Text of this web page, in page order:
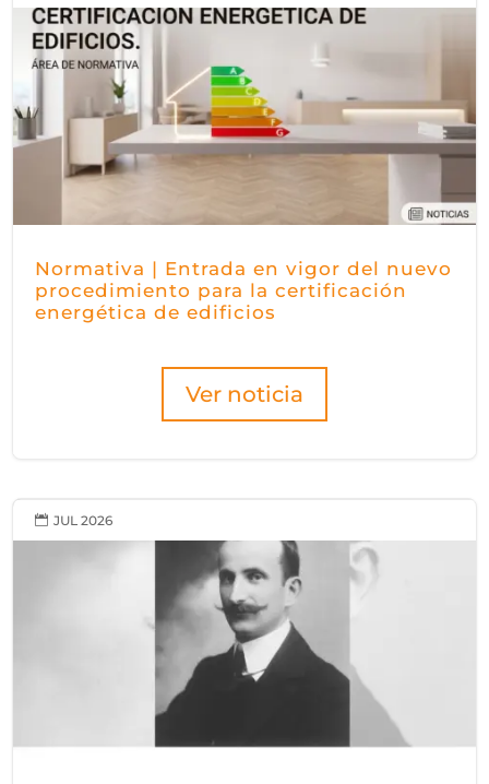
Normativa | Entrada en vigor del nuevo
procedimiento para la certificación
energética de edificios
Ver noticia
 JUL 2026